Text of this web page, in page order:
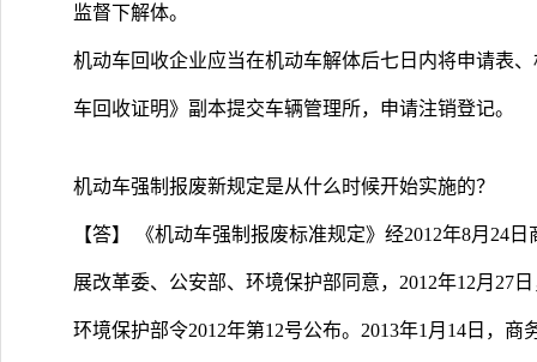
监督下解体。
机动车回收企业应当在机动车解体后七日内将申请表
车回收证明》副本提交车辆管理所，申请注销登记。
机动车强制报废新规定是从什么时候开始实施的？
【答】 《机动车强制报废标准规定》经2012年8月24
展改革委、公安部、环境保护部同意，2012年12月27
环境保护部令2012年第12号公布。2013年1月14日，